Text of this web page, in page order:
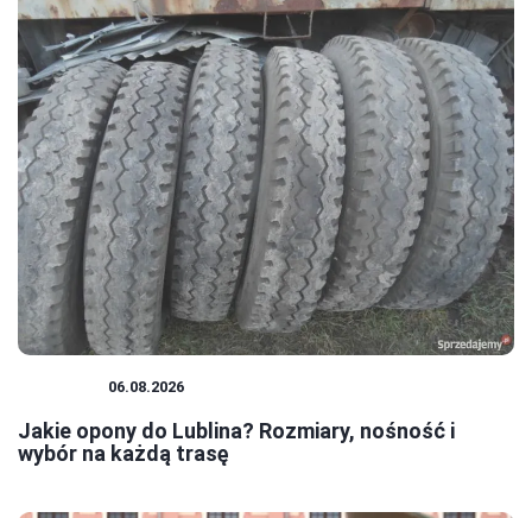
06.08.2026
Jakie opony do Lublina? Rozmiary, nośność i
wybór na każdą trasę